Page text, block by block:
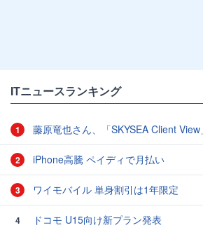
ITニュースランキング
1 藤原竜也さん、「SKYSEA Client View」新CMで「AI労務改善」をアピール 働き方
2 iPhone高騰 ペイディで月払い
3 ワイモバイル 単身割引は1年限定
4 ドコモ U15向け新プラン発表